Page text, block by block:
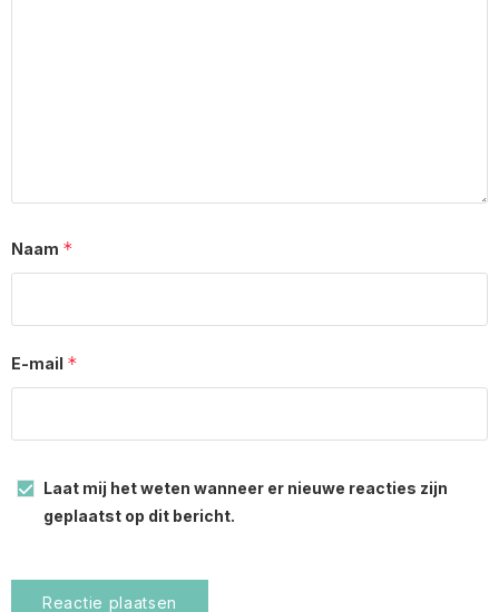
Naam *
E-mail *
Laat mij het weten wanneer er nieuwe reacties zijn
geplaatst op dit bericht.